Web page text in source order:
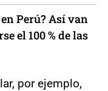
Perú? Así van
el 100 % de las
por ejemplo,